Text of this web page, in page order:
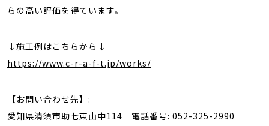
らの高い評価を得ています。
↓施工例はこちらから↓
https://www.c-r-a-f-t.jp/works/
【お問い合わせ先】:
愛知県清須市助七東山中114 電話番号: 052-325-2990